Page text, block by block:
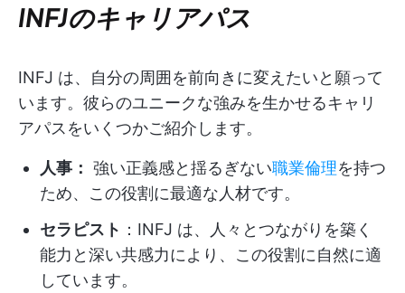
INFJのキャリアパス
INFJ は、自分の周囲を前向きに変えたいと願って
います。彼らのユニークな強みを生かせるキャリ
アパスをいくつかご紹介します。
人事： 強い正義感と揺るぎない職業倫理を持つ
ため、この役割に最適な人材です。
セラピスト ：INFJ は、人々とつながりを築く
能力と深い共感力により、この役割に自然に適
しています。